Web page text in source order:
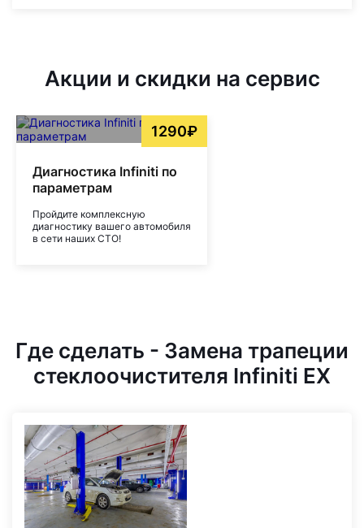
Акции и скидки на сервис
1290₽
Диагностика Infiniti по
параметрам
Пройдите комплексную
диагностику вашего автомобиля
в сети наших СТО!
Где сделать - Замена трапеции
стеклоочистителя Infiniti EX